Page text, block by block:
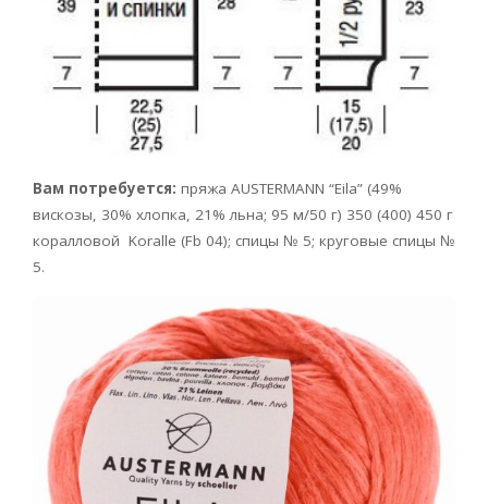
Вам потребуется: пряжа AUSTERMANN “Eila” (49%
вискозы, 30% хлопка, 21% льна; 95 м/50 г) 350 (400) 450 г
коралловой Koralle (Fb 04); спицы № 5; круговые спицы №
5.